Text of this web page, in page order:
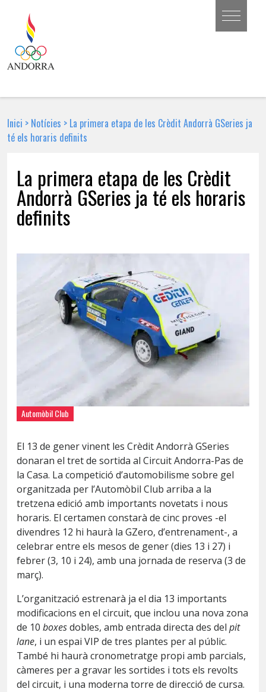
Inici > Notícies > La primera etapa de les Crèdit Andorrà GSeries ja
té els horaris definits
La primera etapa de les Crèdit
Andorrà GSeries ja té els horaris
definits
Automòbil Club
El 13 de gener vinent les Crèdit Andorrà GSeries
donaran el tret de sortida al Circuit Andorra-Pas de
la Casa. La competició d’automobilisme sobre gel
organitzada per l’Automòbil Club arriba a la
tretzena edició amb importants novetats i nous
horaris. El certamen constarà de cinc proves -el
divendres 12 hi haurà la GZero, d’entrenament-, a
celebrar entre els mesos de gener (dies 13 i 27) i
febrer (3, 10 i 24), amb una jornada de reserva (3 de
març).
L’organització estrenarà ja el dia 13 importants
modificacions en el circuit, que inclou una nova zona
de 10 boxesdobles, amb entrada directa des del pit
lane, i un espai VIP de tres plantes per al públic.
També hi haurà cronometratge propi amb parcials,
càmeres per a gravar les sortides i tots els revolts
del circuit, i una moderna torre de direcció de cursa.